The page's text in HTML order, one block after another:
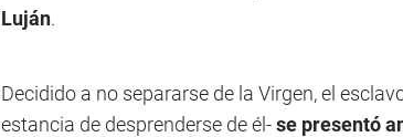
Luján.
Decidido a no separarse de la Virgen, el
estancia de desprenderse de él-se presentó